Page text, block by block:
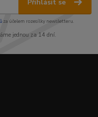
Přihlásit se
za účelem rozesílky newsletteru.
jednou za 14 dní.